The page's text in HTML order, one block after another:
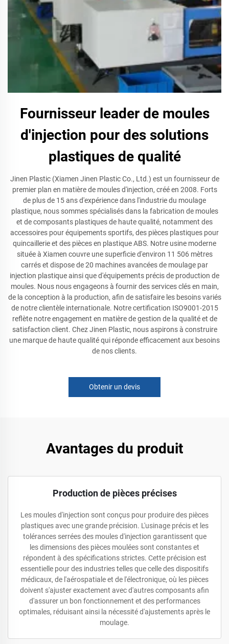
Fournisseur leader de moules
d'injection pour des solutions
plastiques de qualité
Jinen Plastic (Xiamen Jinen Plastic Co., Ltd.) est un fournisseur de
premier plan en matière de moules d'injection, créé en 2008. Forts
de plus de 15 ans d'expérience dans l'industrie du moulage
plastique, nous sommes spécialisés dans la fabrication de moules
et de composants plastiques de haute qualité, notamment des
accessoires pour équipements sportifs, des pièces plastiques pour
quincaillerie et des pièces en plastique ABS. Notre usine moderne
située à Xiamen couvre une superficie d'environ 11 506 mètres
carrés et dispose de 20 machines avancées de moulage par
injection plastique ainsi que d'équipements précis de production de
moules. Nous nous engageons à fournir des services clés en main,
de la conception à la production, afin de satisfaire les besoins variés
de notre clientèle internationale. Notre certification ISO9001-2015
reflète notre engagement en matière de gestion de la qualité et de
satisfaction client. Chez Jinen Plastic, nous aspirons à construire
une marque de haute qualité qui réponde efficacement aux besoins
de nos clients.
Obtenir un devis
Avantages du produit
Production de pièces précises
Les moules d'injection sont conçus pour produire des pièces
plastiques avec une grande précision. L'usinage précis et les
tolérances serrées des moules d'injection garantissent que
les dimensions des pièces moulées sont constantes et
répondent à des spécifications strictes. Cette précision est
essentielle pour des industries telles que celle des dispositifs
médicaux, de l'aérospatiale et de l'électronique, où les pièces
doivent s'ajuster exactement avec d'autres composants afin
d'assurer un bon fonctionnement et des performances
optimales, réduisant ainsi la nécessité d'ajustements après le
moulage.